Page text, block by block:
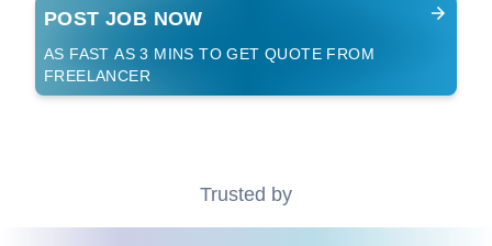
POST JOB NOW
AS FAST AS 3 MINS TO GET QUOTE FROM
FREELANCER
Trusted by